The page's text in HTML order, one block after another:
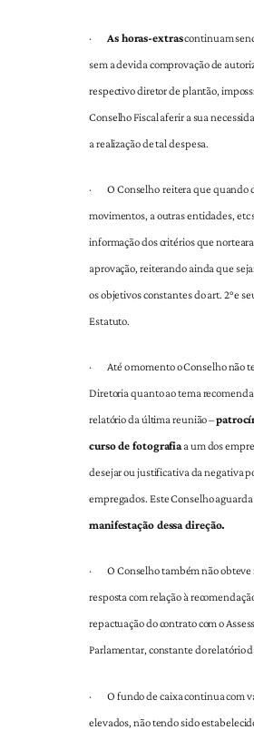
· As horas-extrascontinuam
sem a devida comprovação de
respectivo diretor de plantão,
Conselho Fiscal aferir a sua
a realização de tal despesa.
· O Conselho reitera que quando
movimentos, a outras entidades, etc
informação dos critérios que
aprovação, reiterando ainda que
os objetivos constantes do art. 2° e
Estatuto.
·
Até o momento o Conselho não
Diretoria quanto ao tema
relatório da última reunião –
curso de fotografiaa um dos
desejar ou justificativa da negativa
empregados. Este Conselho aguarda
manifestação dessa direção.
·
O Conselho também não
resposta com relação à
repactuação do contrato com o
Parlamentar, constante do relatório
·
O fundo de caixa continua com
elevados, não tendo sido